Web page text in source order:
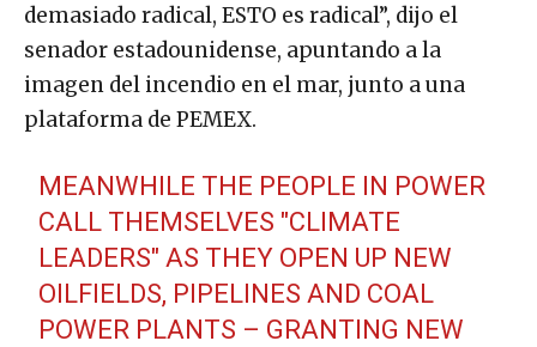
demasiado radical, ESTO es radical”, dijo el
senador estadounidense, apuntando a la
imagen del incendio en el mar, junto a una
plataforma de PEMEX.
MEANWHILE THE PEOPLE IN POWER
CALL THEMSELVES "CLIMATE
LEADERS" AS THEY OPEN UP NEW
OILFIELDS, PIPELINES AND COAL
POWER PLANTS – GRANTING NEW